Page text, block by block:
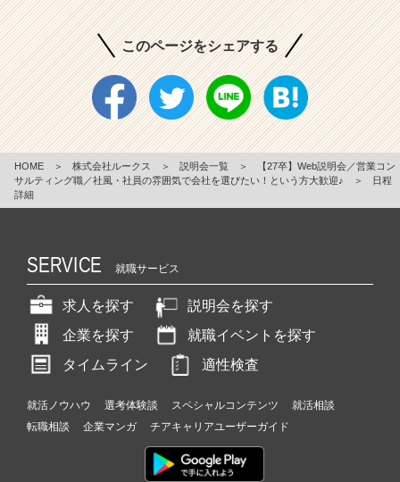
このページをシェアする
HOME ＞ 株式会社ルークス ＞ 説明会一覧 ＞
【27卒】Web説明会／営業コン
サルティング職／社風・社員の雰囲気で会社を選びたい！という方大歓迎♪
＞
日程
詳細
SERVICE 就職サービス
求人を探す
説明会を探す
企業を探す
就職イベントを探す
タイムライン
適性検査
就活ノウハウ 選考体験談 スペシャルコンテンツ
就活相談
転職相談
企業マンガ チアキャリアユーザーガイド